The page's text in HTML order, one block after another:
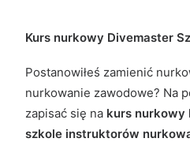
Kurs nurkowy Divemaster
Postanowiłeś zamienić
nurkowanie zawodowe? Na
zapisać się na kurs nurkowy
szkole instruktorów